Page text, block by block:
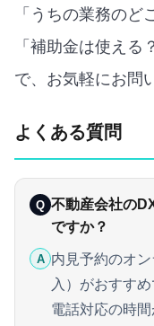
「うちの業務のど
「補助金は使え
で、お気軽にお問
よくある質問
Q 不動産会社の
ですか？
A 内見予約のオ
入）がおすす
電話対応の時